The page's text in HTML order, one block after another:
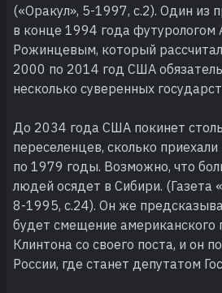
(«Оракул», 5-1997, с.2). Один из
в конце 1994 года футурологом
Рожинцевым, который
2000 по 2014 год США
несколько суверенных
До 2034 года США покинет
переселенцев, сколько
по 1979 годы. Возможно, что
людей осядет в Сибири. (Газета
8-1995, с.24). Он же
будет смещение американского
Клинтона со своего поста, и он
России, где станет депутатом